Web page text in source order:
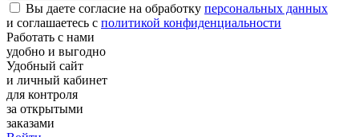
Вы даете согласие на обработку персональных данных
и соглашаетесь с политикой конфиденциальности
Работать с нами
удобно и выгодно
Удобный сайт
и личный кабинет
для контроля
за открытыми
заказами